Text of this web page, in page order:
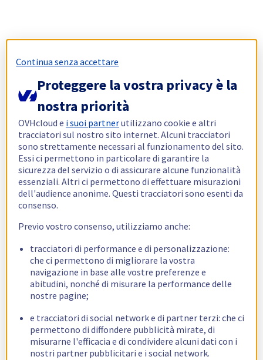
Continua senza accettare
Proteggere la vostra privacy è la
nostra priorità
OVHcloud e i suoi partnerutilizzano cookie e altri
tracciatori sul nostro sito internet. Alcuni tracciatori
sono strettamente necessari al funzionamento del sito.
Essi ci permettono in particolare di garantire la
sicurezza del servizio o di assicurare alcune funzionalità
essenziali. Altri ci permettono di effettuare misurazioni
dell'audience anonime. Questi tracciatori sono esenti da
consenso.
Previo vostro consenso, utilizziamo anche:
tracciatori di performance e di personalizzazione:
che ci permettono di migliorare la vostra
navigazione in base alle vostre preferenze e
abitudini, nonché di misurare la performance delle
nostre pagine;
e tracciatori di social network e di partner terzi: che ci
permettono di diffondere pubblicità mirate, di
misurarne l'efficacia e di condividere alcuni dati con i
nostri partner pubblicitari e i social network.